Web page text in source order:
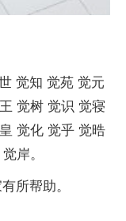
觉知 觉苑 觉元
觉树 觉识 觉寝
觉化 觉乎 觉晧
岸。
所帮助。